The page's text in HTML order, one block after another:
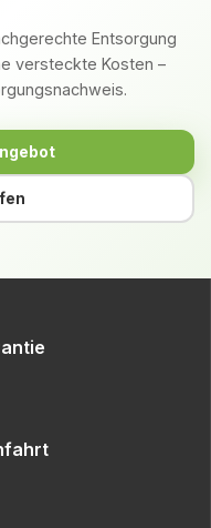
Entsorgung
versteckte Kosten –